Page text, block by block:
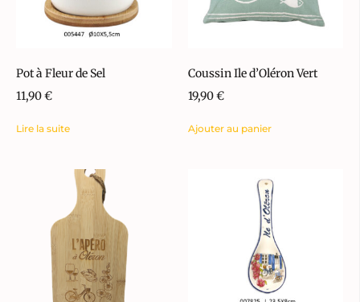
Pot à Fleur de Sel
11,90€
Lire la suite
Coussin Ile d’Oléron Vert
19,90€
Ajouter au panier